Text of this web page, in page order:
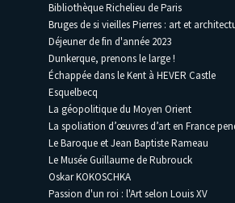
Bibliothèque Richelieu de Paris
Bruges de si vieilles Pierres : art et
Déjeuner de fin d'année 2023
Dunkerque, prenons le large !
Échappée dans le Kent à HEVER Castle
Esquelbecq
La géopolitique du Moyen Orient
La spoliation d’œuvres d’art en France
Le Baroque et Jean Baptiste Rameau
Le Musée Guillaume de Rubrouck
Oskar KOKOSCHKA
Passion d'un roi : l'Art selon Louis XV